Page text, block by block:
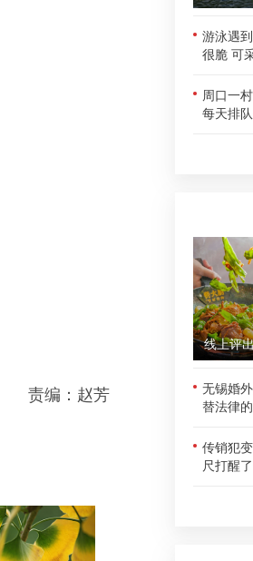
责编：赵芳
游泳遇
很脆 可
周口一
每天排
无锡婚
替法律
传销犯
尺打醒